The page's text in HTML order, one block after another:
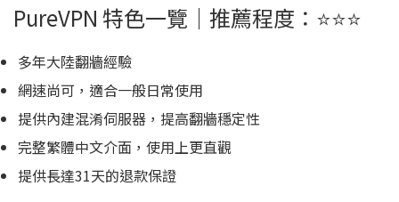
PureVPN 特色一覽｜推薦程度：⭐️⭐️⭐️
多年大陸翻牆經驗
網速尚可，適合一般日常使用
提供內建混淆伺服器，提高翻牆穩定性
完整繁體中文介面，使用上更直觀
提供長達31天的退款保證